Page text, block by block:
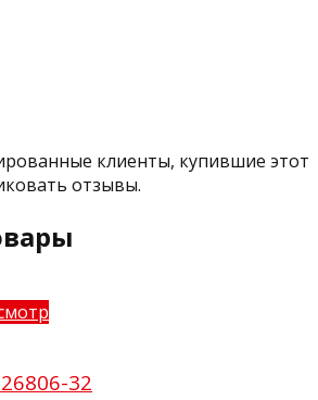
клиенты, купившие этот
отзывы.
32